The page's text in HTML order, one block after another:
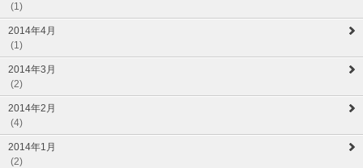
(1)
2014年4月
(1)
2014年3月
(2)
2014年2月
(4)
2014年1月
(2)